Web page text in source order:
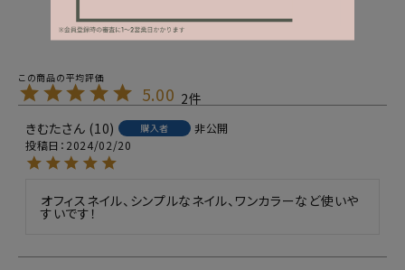
5.00 2
きむた
10 購入者
非公開
投稿日
2024/02/20
オフィスネイル、シンプルなネイル、ワンカラーなど使いや
すいです！